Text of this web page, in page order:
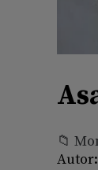
📁
Autor: